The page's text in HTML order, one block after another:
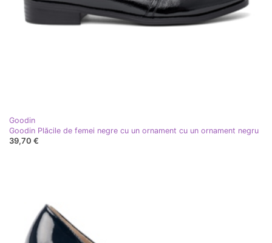
Goodin
Goodin Plăcile de femei negre cu un ornament cu un ornament negru
39,70 €